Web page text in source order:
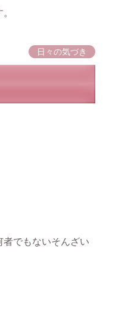
日々の気づき
でもないそんざい